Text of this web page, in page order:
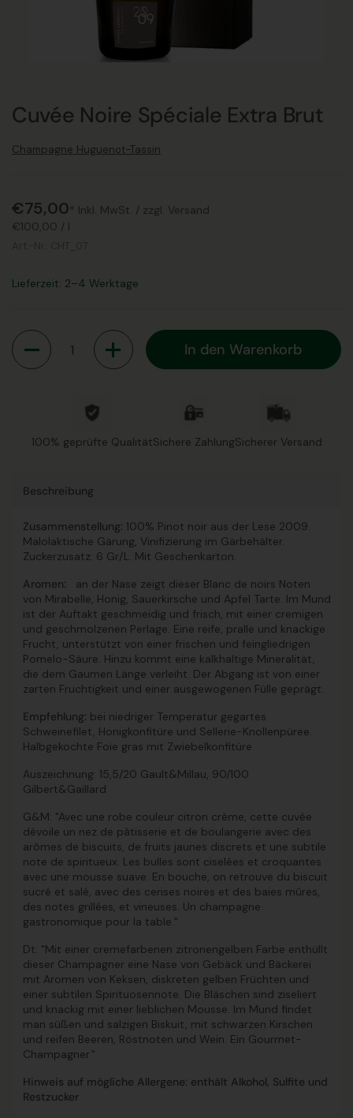
Cuvée Noire Spéciale Extra Brut
Champagne Huguenot-Tassin
€75,00 * Inkl. MwSt. / zzgl. Versand
€100,00 / l
Lieferzeit: 2–4 Werktage
Anzahl
In den Warenkorb
100% geprüfte QualitätSichere ZahlungSicherer Versand
Beschreibung
Zusammenstellung: 100% Pinot noir aus der Lese 2009.
Malolaktische Gärung, Vinifizierung im Gärbehälter.
Zuckerzusatz: 6 Gr/L. Mit Geschenkarton.
Aromen:
an der Nase zeigt dieser Blanc de noirs Noten
von Mirabelle, Honig, Sauerkirsche und Apfel Tarte. Im Mund
ist der Auftakt geschmeidig und frisch, mit einer cremigen
und geschmolzenen Perlage. Eine reife, pralle und knackige
Frucht, unterstützt von einer frischen und feingliedrigen
Pomelo-Säure. Hinzu kommt eine kalkhaltige Mineralität,
die dem Gaumen Länge verleiht. Der Abgang ist von einer
zarten Fruchtigkeit und einer ausgewogenen Fülle geprägt.
Empfehlung: bei niedriger Temperatur gegartes
Schweinefilet, Honigkonfitüre und Sellerie-Knollenpüree.
Halbgekochte Foie gras mit Zwiebelkonfitüre
Auszeichnung: 15,5/20 Gault&Millau, 90/100
Gilbert&Gaillard
G&M: "Avec une robe couleur citron crème, cette cuvée
dévoile un nez de pâtisserie et de boulangerie avec des
arômes de biscuits, de fruits jaunes discrets et une subtile
note de spiritueux. Les bulles sont ciselées et croquantes
avec une mousse suave. En bouche, on retrouve du biscuit
sucré et salé, avec des cerises noires et des baies mûres,
des notes grillées, et vineuses. Un champagne
gastronomique pour la table."
Dt: "Mit einer cremefarbenen zitronengelben Farbe enthüllt
dieser Champagner eine Nase von Gebäck und Bäckerei
mit Aromen von Keksen, diskreten gelben Früchten und
einer subtilen Spirituosennote. Die Bläschen sind ziseliert
und knackig mit einer lieblichen Mousse. Im Mund findet
man süßen und salzigen Biskuit, mit schwarzen Kirschen
und reifen Beeren, Röstnoten und Wein. Ein Gourmet-
Champagner."
Hinweis auf mögliche Allergene: enthält Alkohol, Sulfite und
Restzucker